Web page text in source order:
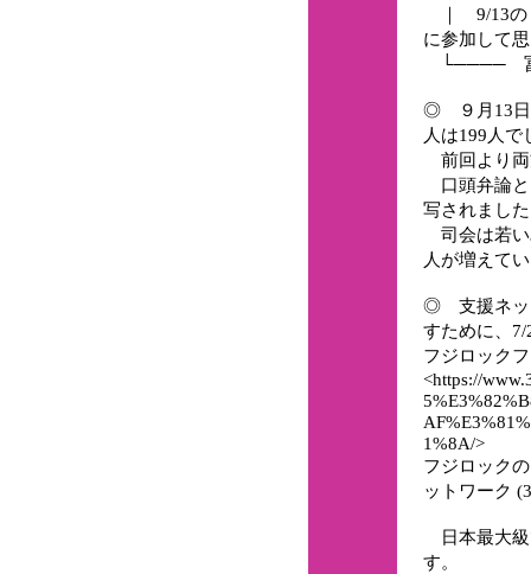
｜ 9/13の
に参加して
└──── 冨
◎ ９月13日
人は199人で
前回より両
口頭弁論と
写されまし
司会は若い
人が増えて
◎ 支援ネッ
すために、7/
フジロック
<https://
1%8A/>
フジロック
ットワーク
日本最大級
す。